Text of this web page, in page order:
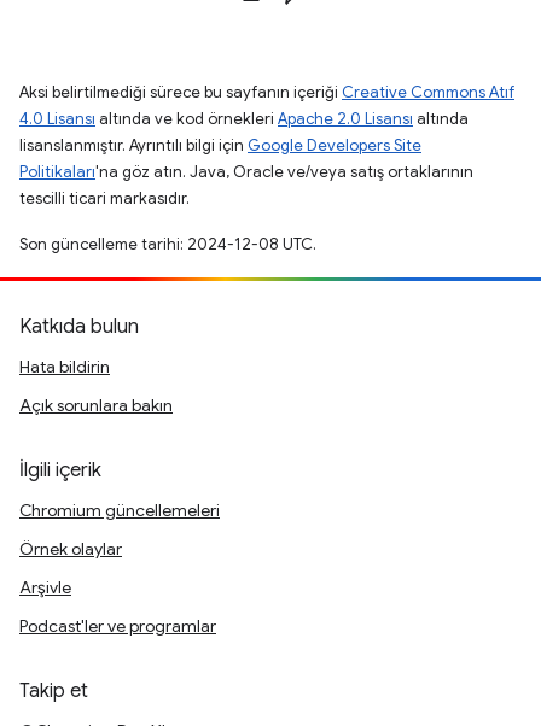
Aksi belirtilmediği sürece bu sayfanın içeriği Creative Commons Atıf
4.0 Lisansı altında ve kod örnekleri Apache 2.0 Lisansı altında
lisanslanmıştır. Ayrıntılı bilgi için Google Developers Site
Politikaları'na göz atın. Java, Oracle ve/veya satış ortaklarının
tescilli ticari markasıdır.
Son güncelleme tarihi: 2024-12-08 UTC.
Katkıda bulun
Hata bildirin
Açık sorunlara bakın
İlgili içerik
Chromium güncellemeleri
Örnek olaylar
Arşivle
Podcast'ler ve programlar
Takip et